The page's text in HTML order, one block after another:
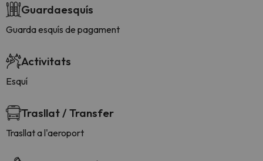
Guardaesquís
Guarda esquís de pagament
Activitats
Esquí
Trasllat / Transfer
Trasllat a l'aeroport